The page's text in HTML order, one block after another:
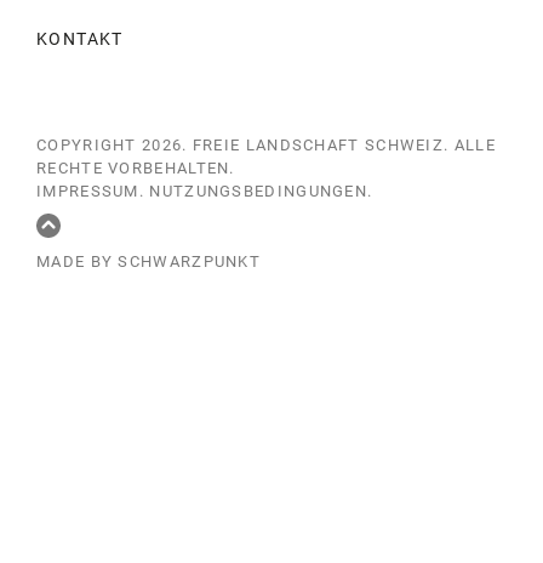
KONTAKT
COPYRIGHT 2026. FREIE LANDSCHAFT SCHWEIZ. ALLE
RECHTE VORBEHALTEN.
IMPRESSUM . NUTZUNGSBEDINGUNGEN .
MADE BY SCHWARZPUNKT